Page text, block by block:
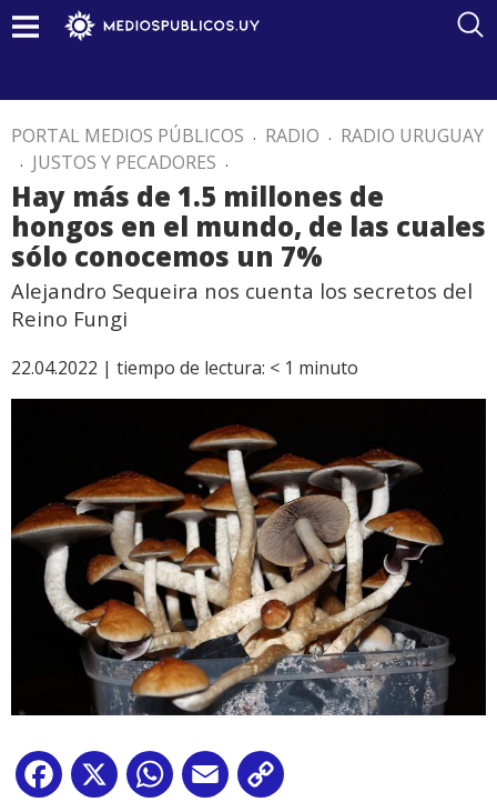
PORTAL MEDIOS PÚBLICOS . RADIO . RADIO URUGUAY
. JUSTOS Y PECADORES .
Hay más de 1.5 millones de
hongos en el mundo, de las cuales
sólo conocemos un 7%
Alejandro Sequeira nos cuenta los secretos del
Reino Fungi
22.04.2022 | tiempo de lectura: < 1 minuto
Facebook
X WhatsApp
Email